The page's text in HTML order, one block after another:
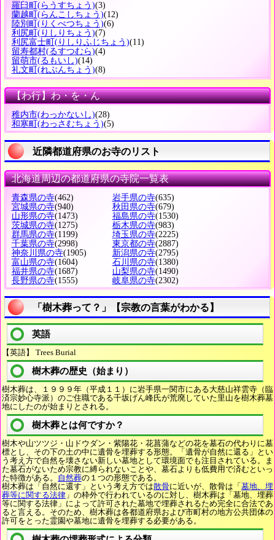
羅臼町 (らうすちょう)(3)
蘭越町 (らんこしちょう)(12)
陸別町 (りくべつちょう)(6)
利尻町 (りしりちょう)(7)
利尻富士町 (りしりふじちょう)(11)
留寿都村(るすつむら)(4)
留萌市(るもいし)(14)
礼文町 (れぶんちょう)(8)
【わ行】わ・を・ん
稚内市(わっかないし)(28)
和寒町 (わっさむちょう)(5)
近隣都道府県のお寺のリスト
北海道周辺の都道府県の寺院一覧表
青森県の寺(462) 岩手県の寺(635)
宮城県の寺(940) 秋田県の寺(679)
山形県の寺(1473) 福島県の寺(1530)
茨城県の寺(1275) 栃木県の寺(983)
群馬県の寺(1199) 埼玉県の寺(2225)
千葉県の寺(2998) 東京都の寺(2887)
神奈川県の寺(1905) 新潟県の寺(2795)
富山県の寺(1604) 石川県の寺(1380)
福井県の寺(1687) 山梨県の寺(1490)
長野県の寺(1555) 岐阜県の寺(2302)
「樹木葬って？」【宗教の言葉がわかる】
英語
【英語】 Trees Burial
樹木葬の歴史（始まり）
樹木葬は、１９９９年（平成１１）に岩手県一関市にある大慈山祥雲寺（臨
済宗妙心寺派）のご住職である千坂げん峰氏が荒廃していた里山を樹木葬墓
地にしたのが始まりとされる。
樹木葬とは何ですか？
樹木や山ツツジ・山ドウダン・紫陽花・花菖蒲などの花を墓石の代わりに墓
標とし、その下の土の中に遺骨を埋葬する形態。「遺骨が自然に還る」とい
う考え方で自然を壊さない新しい墓地として環境面でも注目されている。ま
た墓石がないため宗教に縛られないことや、墓石よりも低費用で済むといっ
た特徴がある。 自然葬の１つの形態である。
樹木葬は「自然に還す」という考え方では散骨に近いが、散骨は「 墓地、埋
葬等に関する法律 」の枠外で行われているのに対し、樹木葬は「墓地、埋葬
等に関する法律」によって許可された墓地で埋葬されるため完全に合法であ
ると言える。そのため、樹木葬は各都道府県および市町村の地方公共団体の
許可をとった霊園や墓地に遺骨を埋葬する必要がある。